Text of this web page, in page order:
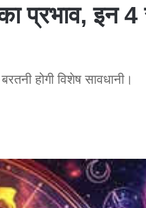
प्रभाव, इन 4
होगी विशेष सावधानी।